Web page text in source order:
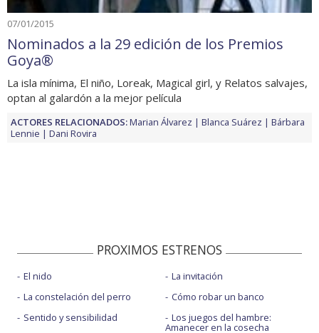
07/01/2015
Nominados a la 29 edición de los Premios
Goya®
La isla mínima, El niño, Loreak, Magical girl, y Relatos salvajes,
optan al galardón a la mejor película
ACTORES RELACIONADOS:Marian Álvarez Blanca Suárez
Bárbara
Lennie
Dani Rovira
PROXIMOS ESTRENOS
El nido
La constelación del perro
Sentido y sensibilidad
La invitación
Cómo robar un banco
Los juegos del hambre:
Amanecer en la cosecha